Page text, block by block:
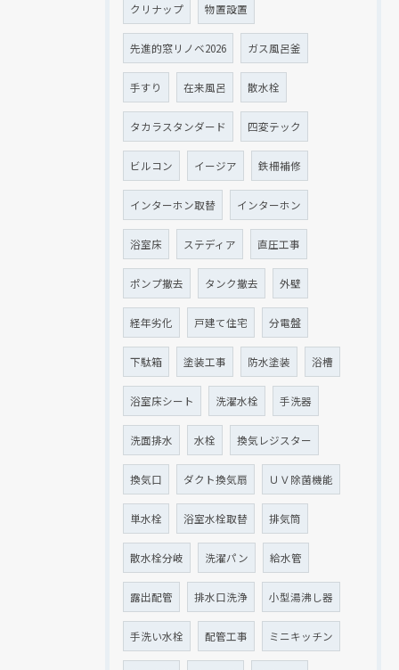
クリナップ 物置設置
先進的窓リノベ2026 ガス風呂釜
手すり 在来風呂 散水栓
タカラスタンダード 四変テック
ビルコン イージア 鉄柵補修
インターホン取替 インターホン
浴室床 ステディア 直圧工事
ポンプ撤去 タンク撤去 外壁
経年劣化 戸建て住宅 分電盤
下駄箱 塗装工事 防水塗装 浴槽
浴室床シート 洗濯水栓 手洗器
洗面排水 水栓 換気レジスター
換気口 ダクト換気扇 ＵＶ除菌機能
単水栓 浴室水栓取替 排気筒
散水栓分岐 洗濯パン 給水管
露出配管 排水口洗浄 小型湯沸し器
手洗い水栓 配管工事 ミニキッチン